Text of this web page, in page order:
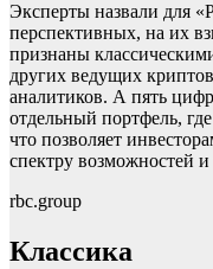
Эксперты назвали для
перспективных, на их
признаны
других ведущих
аналитиков. А пять
отдельный портфель,
что позволяет
спектру возможностей
rbc.group
Классика